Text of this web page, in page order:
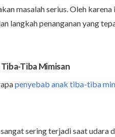
masalah serius. Oleh
langkah penanganan yang
Tiba Mimisan
penyebab anak tiba-tiba
sering terjadi saat udara